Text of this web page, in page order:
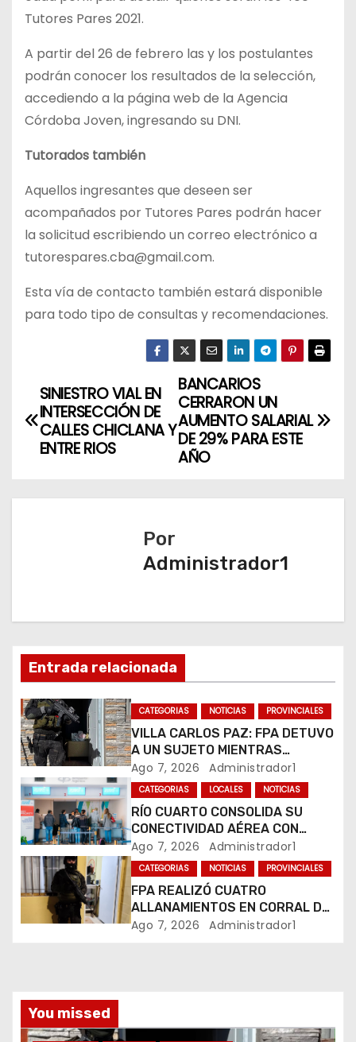
Tutores Pares 2021.
A partir del 26 de febrero las y los postulantes
podrán conocer los resultados de la selección,
accediendo a la página web de la Agencia
Córdoba Joven, ingresando su DNI.
Tutorados también
Aquellos ingresantes que deseen ser
acompañados por Tutores Pares podrán hacer
la solicitud escribiendo un correo electrónico a
tutorespares.cba@gmail.com.
Esta vía de contacto también estará disponible
para todo tipo de consultas y recomendaciones.
N
a
e
i
ó
n
d
e
e
n
t
r
a
a
s
BANCARIOS
CERRARON UN
AUMENTO SALARIAL
DE 29% PARA ESTE
AÑO
SINIESTRO VIAL EN
INTERSECCIÓN DE
CALLES CHICLANA Y
ENTRE RIOS
Por
Administrador1
Entrada relacionada
CATEGORIAS NOTICIAS PROVINCIALES
VILLA CARLOS PAZ: FPA DETUVO
A UN SUJETO MIENTRAS
COMERCIALIZABA COCAÍNA Y
MARIHUANA EN UNA PLAZA
Ago 7, 2026 Administrador1
CATEGORIAS LOCALES NOTICIAS
RÍO CUARTO CONSOLIDA SU
CONECTIVIDAD AÉREA CON
CUATRO VUELOS SEMANALES A
BUENOS AIRES
Ago 7, 2026 Administrador1
CATEGORIAS NOTICIAS PROVINCIALES
FPA REALIZÓ CUATRO
ALLANAMIENTOS EN CORRAL DE
BUSTOS-IFFLINGER
Ago 7, 2026 Administrador1
You missed